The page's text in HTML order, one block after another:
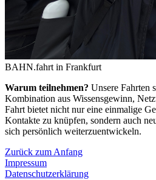
BAHN.fahrt in Frankfurt
Warum teilnehmen? Unsere Fahrten
Kombination aus Wissensgewinn,
Fahrt bietet nicht nur eine einmalige
Kontakte zu knüpfen, sondern auch
sich persönlich weiterzuentwickeln.
Zurück zum Anfang
Impressum
Datenschutzerklärung